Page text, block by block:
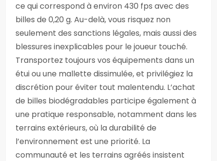
ce qui correspond à environ 430 fps avec des
billes de 0,20 g. Au-delà, vous risquez non
seulement des sanctions légales, mais aussi des
blessures inexplicables pour le joueur touché.
Transportez toujours vos équipements dans un
étui ou une mallette dissimulée, et privilégiez la
discrétion pour éviter tout malentendu. L’achat
de billes biodégradables participe également à
une pratique responsable, notamment dans les
terrains extérieurs, où la durabilité de
l’environnement est une priorité. La
communauté et les terrains agréés insistent